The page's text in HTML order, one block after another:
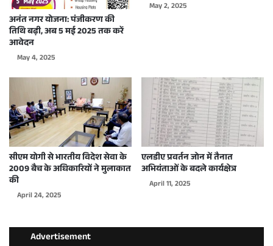
अनंत नगर योजना: पंजीकरण की
तिथि बढ़ी, अब 5 मई 2025 तक करें
आवेदन
May 4, 2025
May 2, 2025
सीएम योगी से भारतीय विदेश सेवा के
2009 बैच के अधिकारियों ने मुलाकात
की
April 24, 2025
एलडीए प्रवर्तन जोन में तैनात
अभियंताओं के बदले कार्यक्षेत्र
April 11, 2025
Advertisement